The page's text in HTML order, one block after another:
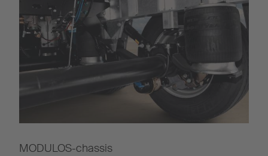
MODULOS-chassis